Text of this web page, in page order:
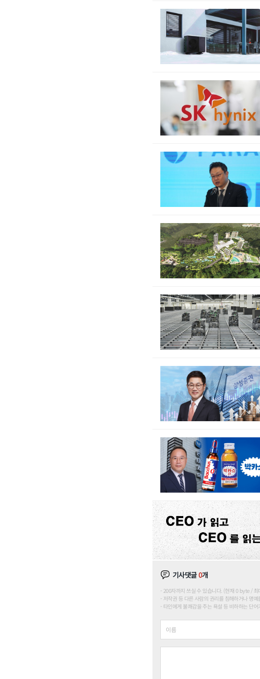
기사댓글0개
200자까지 쓰실 수 있습니다. (현재 0 byte /
저작권 등 다른 사람의 권리를 침해하거나 명
타인에게 불쾌감을 주는 욕설 등 비하하는 단